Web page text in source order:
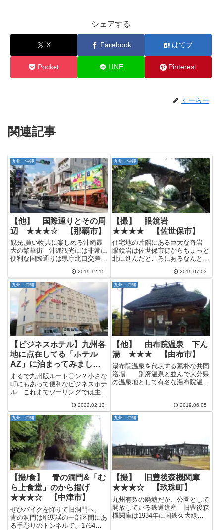
シェアする
X Facebook はてブ
Pocket LINE Pinterest
くーらー
関連記事
九州・沖縄
【他】 国際通りとその周
辺 ★★★☆ 【那覇市】
観光,買い物共に楽しめる沖縄最
大の繁華街 沖縄観光には非常に
便利な国際通りは県庁北口交差点
1.6kmの通りをメインとした沖縄
最大の繁華街です。 かつては太
平洋戦争で焼け野原となった町を
急速に発展させたことから｢奇...
2019.12.15
九州・沖縄
【撮】 眼鏡岩
★★★★ 【佐世保市】
住宅地の片隅にある巨大な奇岩
眼鏡岩は佐世保市街からちょっと
北に進んだところにあるなんとも
にも関わらず住宅地の片隅にある
ためか、あまり観光地化されてい
ません。 眼鏡岩の周辺はいくつ
かのお寺があってそれと併せて
公...
2019.07.03
九州・沖縄
【ビジネスホテル】九州各
地に点在してる「ホテル
AZ」に泊まってみました
【鹿児島大崎店】
まるで九州版ルート〇ン？小さな
町にもあって便利なビジネスホテ
ル これまでツーリングでは主に
時代は野宿なんかもやってました
が、さすがにいい年こいてきたの
で遠方にはツーリングではなくレ
ンタカーでのドライブ旅行とし
て...
2022.02.13
九州・沖縄
【他】 由布院温泉 下ん
湯 ★★★ 【由布市】
湯布院温泉を代表する素朴な共同
浴場 別府温泉と並んで大分県
の温泉地として有名な湯布院温
のに対して、由布院温泉はどちら
かと言うとホテルや旅館の温泉が
メイン。 しかしながら立ち寄り
2019.06.05
九州・沖縄
【撮/食】 青の洞門&「む
ら上食堂」のから揚げ
★★★☆ 【中津市】
ぜひバイクを降りて旧洞門へ。
青の洞門は耶馬渓の一部区間にあ
る手彫りのトンネルで、1764年
九州・沖縄
【撮】 旧豊後森機関庫
★★★☆ 【玖珠町】
九州有数の廃墟だが、公園として
開放している鉄道遺産 旧豊後森
機関庫は1934年に国鉄久大線全